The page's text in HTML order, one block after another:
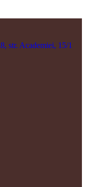
str. Academiei, 15/1